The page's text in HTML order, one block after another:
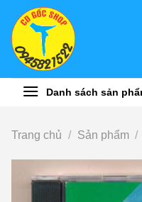
Danh sách sản
Trang chủ / Sản phẩm /